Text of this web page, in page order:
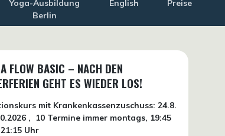
Yoga-Ausbildung
Berlin
English Preise
FLOW BASIC – NACH DEN
GEHT ES WIEDER LOS!
mit Krankenkassenzuschuss:24.8.
2026 ,
10 Termine immer montags, 19:45
Uhr